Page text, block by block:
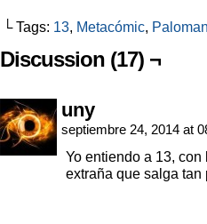
└ Tags: 13, Metacómic,
Discussion (17) ¬
uny
septiembre 24, 2014 at
Yo entiendo a 13,
extraña que salga